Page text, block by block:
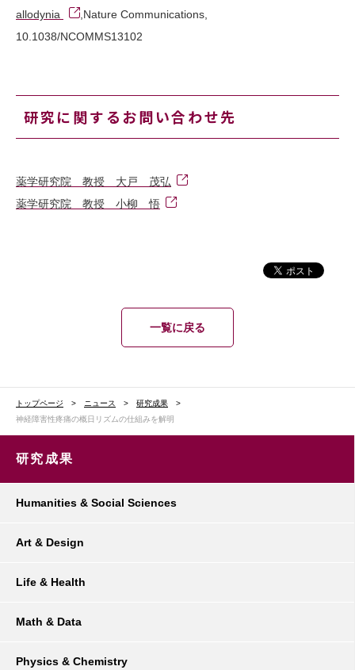
allodynia
,Nature Communications,
10.1038/NCOMMS13102
研究に関するお問い合わせ先
薬学研究院 教授 大戸 茂弘
薬学研究院 教授 小柳 悟
一覧に戻る
トップページ ニュース
研究成果
神経障害性疼痛の概日リズムの仕組みを解明
研究成果
Humanities & Social Sciences
Art & Design
Life & Health
Math & Data
Physics & Chemistry